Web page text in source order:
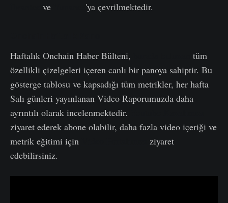
ve 'ya çevrilmektedir.
Haftalık Onchain Haber Bülteni,
tüm
özellikli çizelgeleri içeren canlı bir panoya sahiptir. Bu
gösterge tablosu ve kapsadığı tüm metrikler, her hafta
Salı günleri yayınlanan Video Raporumuzda daha
ayrıntılı olarak incelenmektedir.
ziyaret ederek abone olabilir, daha fazla video içeriği ve
metrik eğitimi için
ziyaret
edebilirsiniz.